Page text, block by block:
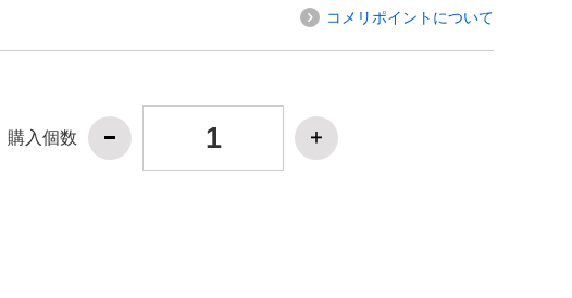
コメリポイントについて
購入個数